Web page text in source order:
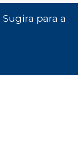
Sugira para a